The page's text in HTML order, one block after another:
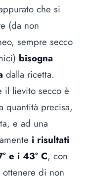
che si
(da non
sempre secco
bisogna
dalla ricetta.
il lievito secco è
quantità precisa,
e ad una
i risultati
e i 43° C, con
di non